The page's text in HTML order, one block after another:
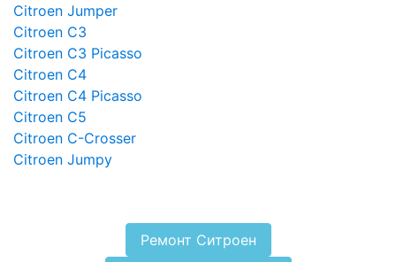
Citroen Jumper
Citroen C3
Citroen C3 Picasso
Citroen C4
Citroen C4 Picasso
Citroen C5
Citroen C-Crosser
Citroen Jumpy
Ремонт Ситроен